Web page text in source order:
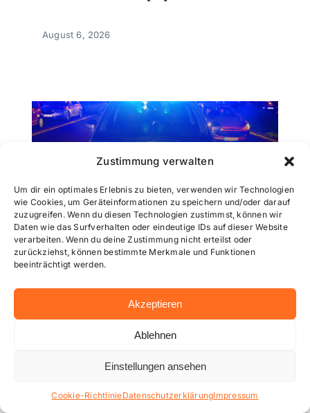
Zustimmung verwalten
Um dir ein optimales Erlebnis zu bieten, verwenden wir Technologien
wie Cookies, um Geräteinformationen zu speichern und/oder darauf
zuzugreifen. Wenn du diesen Technologien zustimmst, können wir
Daten wie das Surfverhalten oder eindeutige IDs auf dieser Website
verarbeiten. Wenn du deine Zustimmung nicht erteilst oder
zurückziehst, können bestimmte Merkmale und Funktionen
beeinträchtigt werden.
Akzeptieren
Ablehnen
Einstellungen ansehen
Cookie-RichtlinieDatenschutzerklärungImpressum
August 6, 2026
Unter Drogen auf E-Scooter:
17-Jährige baut Unfall und
In Wiesbaden-Bierstadt hat eine
17-jährige E-Scooter-Fahrerin in
der Nacht zum Mittwoch einen
Unfall verursacht und […]